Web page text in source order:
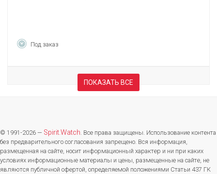
Под заказ
ПОКАЗАТЬ ВСЕ
© 1991-2026 — Spirit.Watch. Все права защищены. Использование контента
без предварительного согласования запрещено. Вся информация,
размещенная на сайте, носит информационный характер и ни при каких
условиях информационные материалы и цены, размещенные на сайте, не
являются публичной офертой, определяемой положениями Статьи 437 ГК